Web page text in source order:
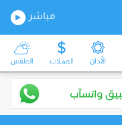
مباشر
الأذان العملات الطقس